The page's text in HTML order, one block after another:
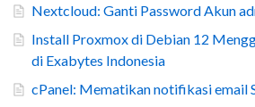
Nextcloud: Ganti Password Akun
Install Proxmox di Debian 12
di Exabytes Indonesia
cPanel: Mematikan notifikasi email